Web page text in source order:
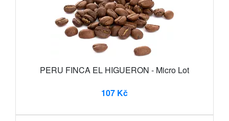
PERU FINCA EL HIGUERON - Micro Lot
107 Kč